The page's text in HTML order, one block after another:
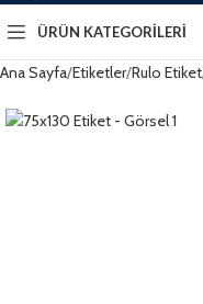
ÜRÜN KATEGORILERI
Ana Sayfa Etiketler Rulo Etiket